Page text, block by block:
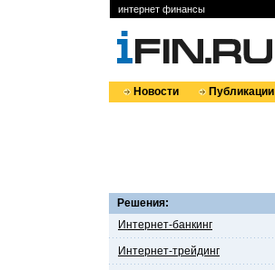
интернет финансы
Новости Публикации
Решения:
Интернет-банкинг
Интернет-трейдинг